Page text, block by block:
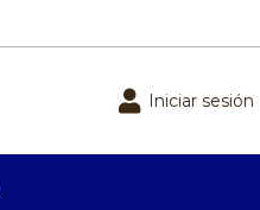
Iniciar sesión